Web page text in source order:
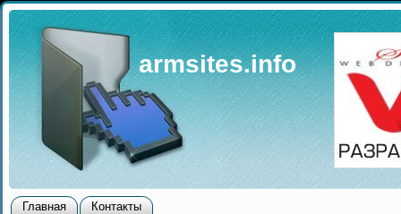
armsites.info
Главная Контакты